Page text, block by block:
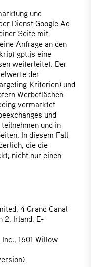
und
Dienst Google Ad
Seite mit
Anfrage an den
gpt.js eine
weiterleitet. Der
der
Kriterien) und
Werbeflächen
vermarktet
und
und in
In diesem Fall
die die
nicht nur einen
4 Grand Canal
2, Irland, E-
1601 Willow